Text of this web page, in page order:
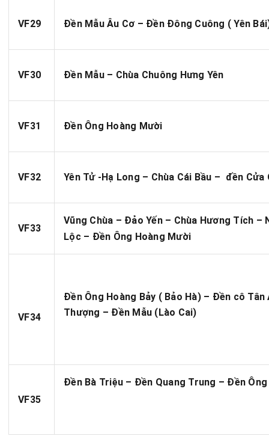
VF29 Đền Mẫu Âu Cơ – Đền Đông Cuông ( Yên
VF30 Đền Mẫu – Chùa Chuông Hưng Yên
VF31 Đền Ông Hoàng Mười
VF32 Yên Tử -Hạ Long – Chùa Cái Bầu – đền Cửa
VF33
Vũng Chùa – Đảo Yến – Chùa Hương Tích –
Lộc – Đền Ông Hoàng Mười
VF34
Đền Ông Hoàng Bảy ( Bảo Hà) – Đền cô Tân
Thượng – Đền Mẫu (Lào Cai)
VF35
Đền Bà Triệu – Đền Quang Trung – Đền